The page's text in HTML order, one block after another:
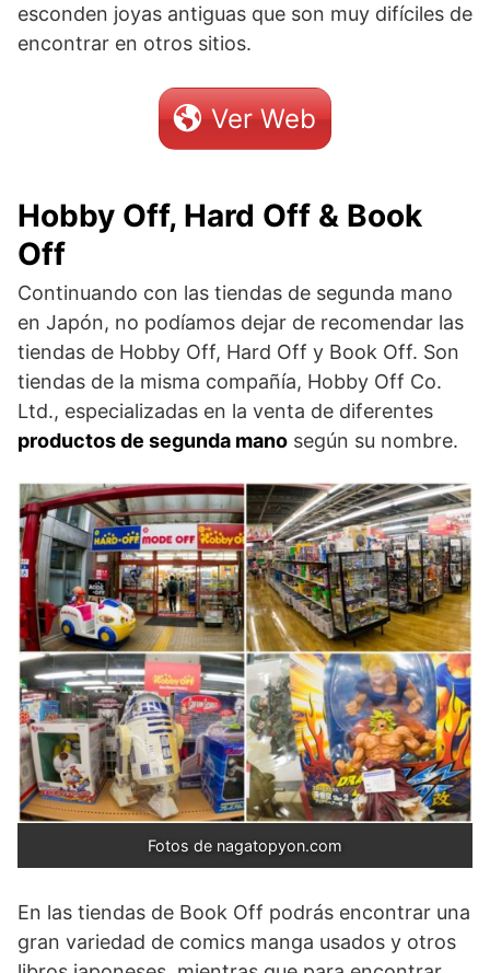
esconden joyas antiguas que son muy difíciles de
encontrar en otros sitios.
Ver Web
Hobby Off, Hard Off & Book
Off
Continuando con las tiendas de segunda mano
en Japón, no podíamos dejar de recomendar las
tiendas de Hobby Off, Hard Off y Book Off. Son
tiendas de la misma compañía, Hobby Off Co.
Ltd., especializadas en la venta de diferentes
productos de segunda mano según su nombre.
Fotos de nagatopyon.com
En las tiendas de Book Off podrás encontrar una
gran variedad de comics manga usados y otros